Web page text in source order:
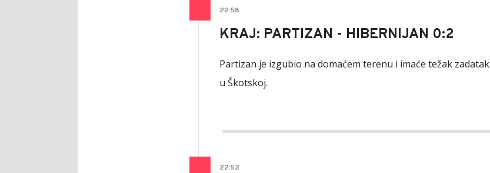
22:58
KRAJ: PARTIZAN - HIBERNIJAN 0:2
Partizan je izgubio na domaćem terenu i imaće težak zadatak
u Škotskoj.
22:52